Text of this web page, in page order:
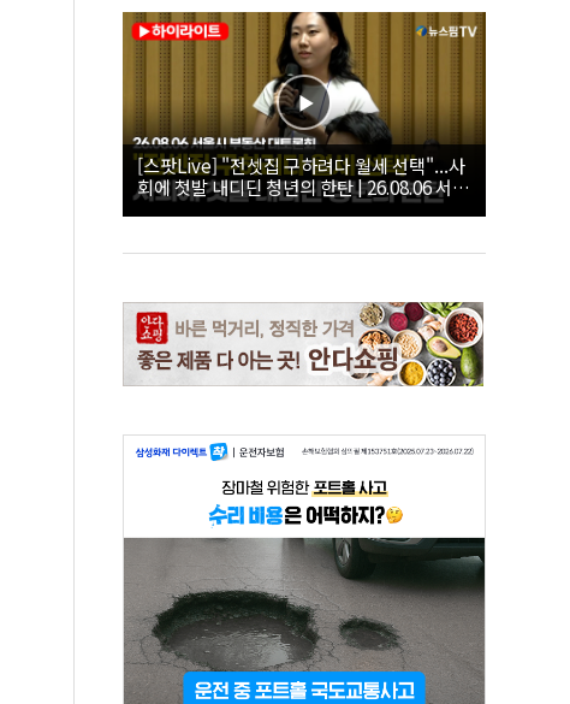
[스팟Live] "전셋집 구하려다 월세 선택"...사
회에 첫발 내디딘 청년의 한탄 | 26.08.06 서울
시 부동산 대토론회